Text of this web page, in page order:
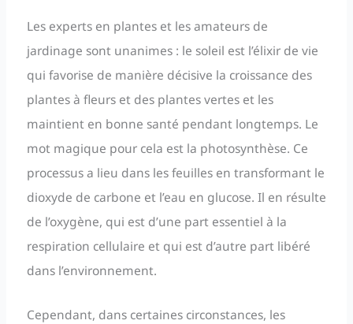
Les experts en plantes et les amateurs de
jardinage sont unanimes : le soleil est l’élixir de vie
qui favorise de manière décisive la croissance des
plantes à fleurs et des plantes vertes et les
maintient en bonne santé pendant longtemps. Le
mot magique pour cela est la photosynthèse. Ce
processus a lieu dans les feuilles en transformant le
dioxyde de carbone et l’eau en glucose. Il en résulte
de l’oxygène, qui est d’une part essentiel à la
respiration cellulaire et qui est d’autre part libéré
dans l’environnement.
Cependant, dans certaines circonstances, les